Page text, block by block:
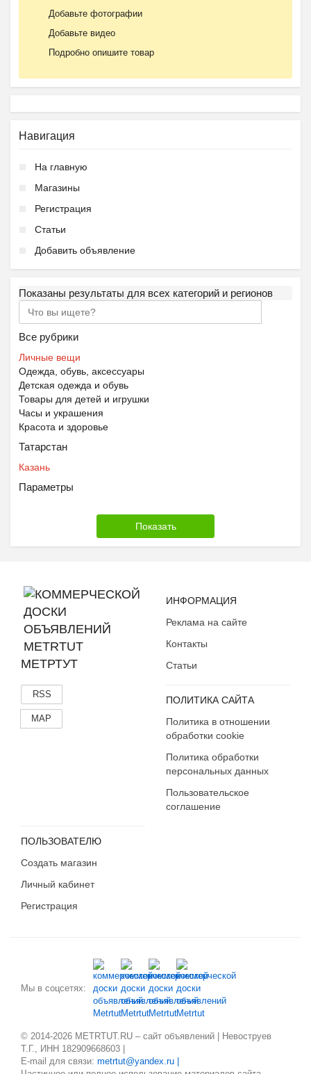
Добавьте фотографии
Добавьте видео
Подробно опишите товар
Навигация
На главную
Магазины
Регистрация
Статьи
Добавить объявление
Показаны результаты для всех категорий и регионов
Все рубрики
Личные вещи
Одежда, обувь, аксессуары
Детская одежда и обувь
Товары для детей и игрушки
Часы и украшения
Красота и здоровье
Татарстан
Казань
Параметры
МЕТРТУТ
RSS
MAP
ИНФОРМАЦИЯ
Реклама на сайте
Контакты
Статьи
ПОЛИТИКА САЙТА
Политика в отношении
обработки cookie
Политика обработки
персональных данных
Пользовательское
соглашение
ПОЛЬЗОВАТЕЛЮ
Создать магазин
Личный кабинет
Регистрация
Мы в соцсетях:
© 2014-2026 METRTUT.RU – сайт объявлений | Невоструев
Т.Г., ИНН 182909668603 |
E-mail для связи: metrtut@yandex.ru |